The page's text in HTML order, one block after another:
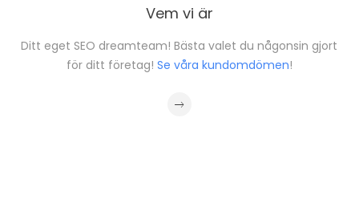
Vem vi är
Ditt eget SEO dreamteam! Bästa valet du någonsin gjort
för ditt företag! Se våra kundomdömen!